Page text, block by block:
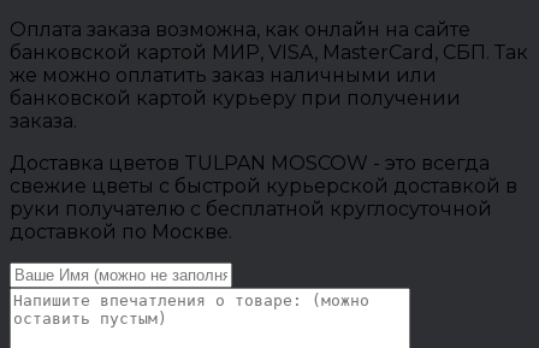
Оплата заказа возможна, как онлайн на сайте
банковской картой МИР, VISA, MasterCard, СБП. Так
же можно оплатить заказ наличными или
банковской картой курьеру при получении
заказа.
Доставка цветов TULPAN MOSCOW - это всегда
свежие цветы с быстрой курьерской доставкой в
руки получателю с бесплатной круглосуточной
доставкой по Москве.